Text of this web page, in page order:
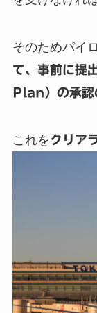
そのためパイ
て、事前に提
Plan）の承認
これをクリア